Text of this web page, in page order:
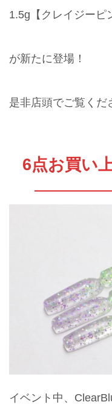
1.5g【クレイジーピ
が新たに登場！
是非店頭でご覧くだ
6点お買い
イベント中、